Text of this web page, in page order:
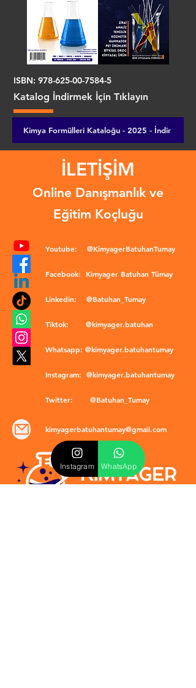
ISBN: 978-625-00-7584-5
Katalog İndirmek İçin Tıklayın
Kimya Formülleri Kataloğu - 2025 - İndir
İLETİŞİM
Online Danışmanlık ve
Eğitim Koçluğu
Youtube: @KimyagerBatuhanTumay
Facebook: Kimyager Batuhan Tümay
Linkedin: @Batuhan_Tumay
Tiktok: @kimyager.batuhan
Whatsapp: @kimyager.batuhantumay
Instagram: @kimyager.batuhantumay
Twitter: @Batuhan_Tumay
kimyagerbatuhantumay@gmail.com
Instagram WhatsApp